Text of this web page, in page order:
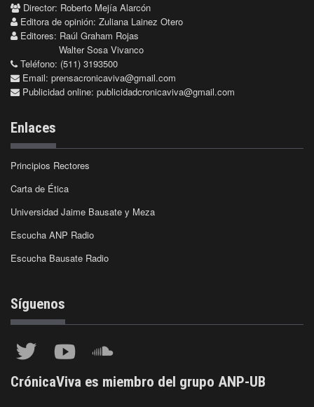
Director: Roberto Mejía Alarcón
Editora de opinión: Zuliana Lainez Otero
Editores: Raúl Graham Rojas
Walter Sosa Vivanco
Teléfono: (511) 3193500
Email: prensacronicaviva@gmail.com
Publicidad online: publicidadcronicaviva@gmail.com
Enlaces
Principios Rectores
Carta de Ética
Universidad Jaime Bausate y Meza
Escucha ANP Radio
Escucha Bausate Radio
Síguenos
CrónicaViva es miembro del grupo ANP-UB